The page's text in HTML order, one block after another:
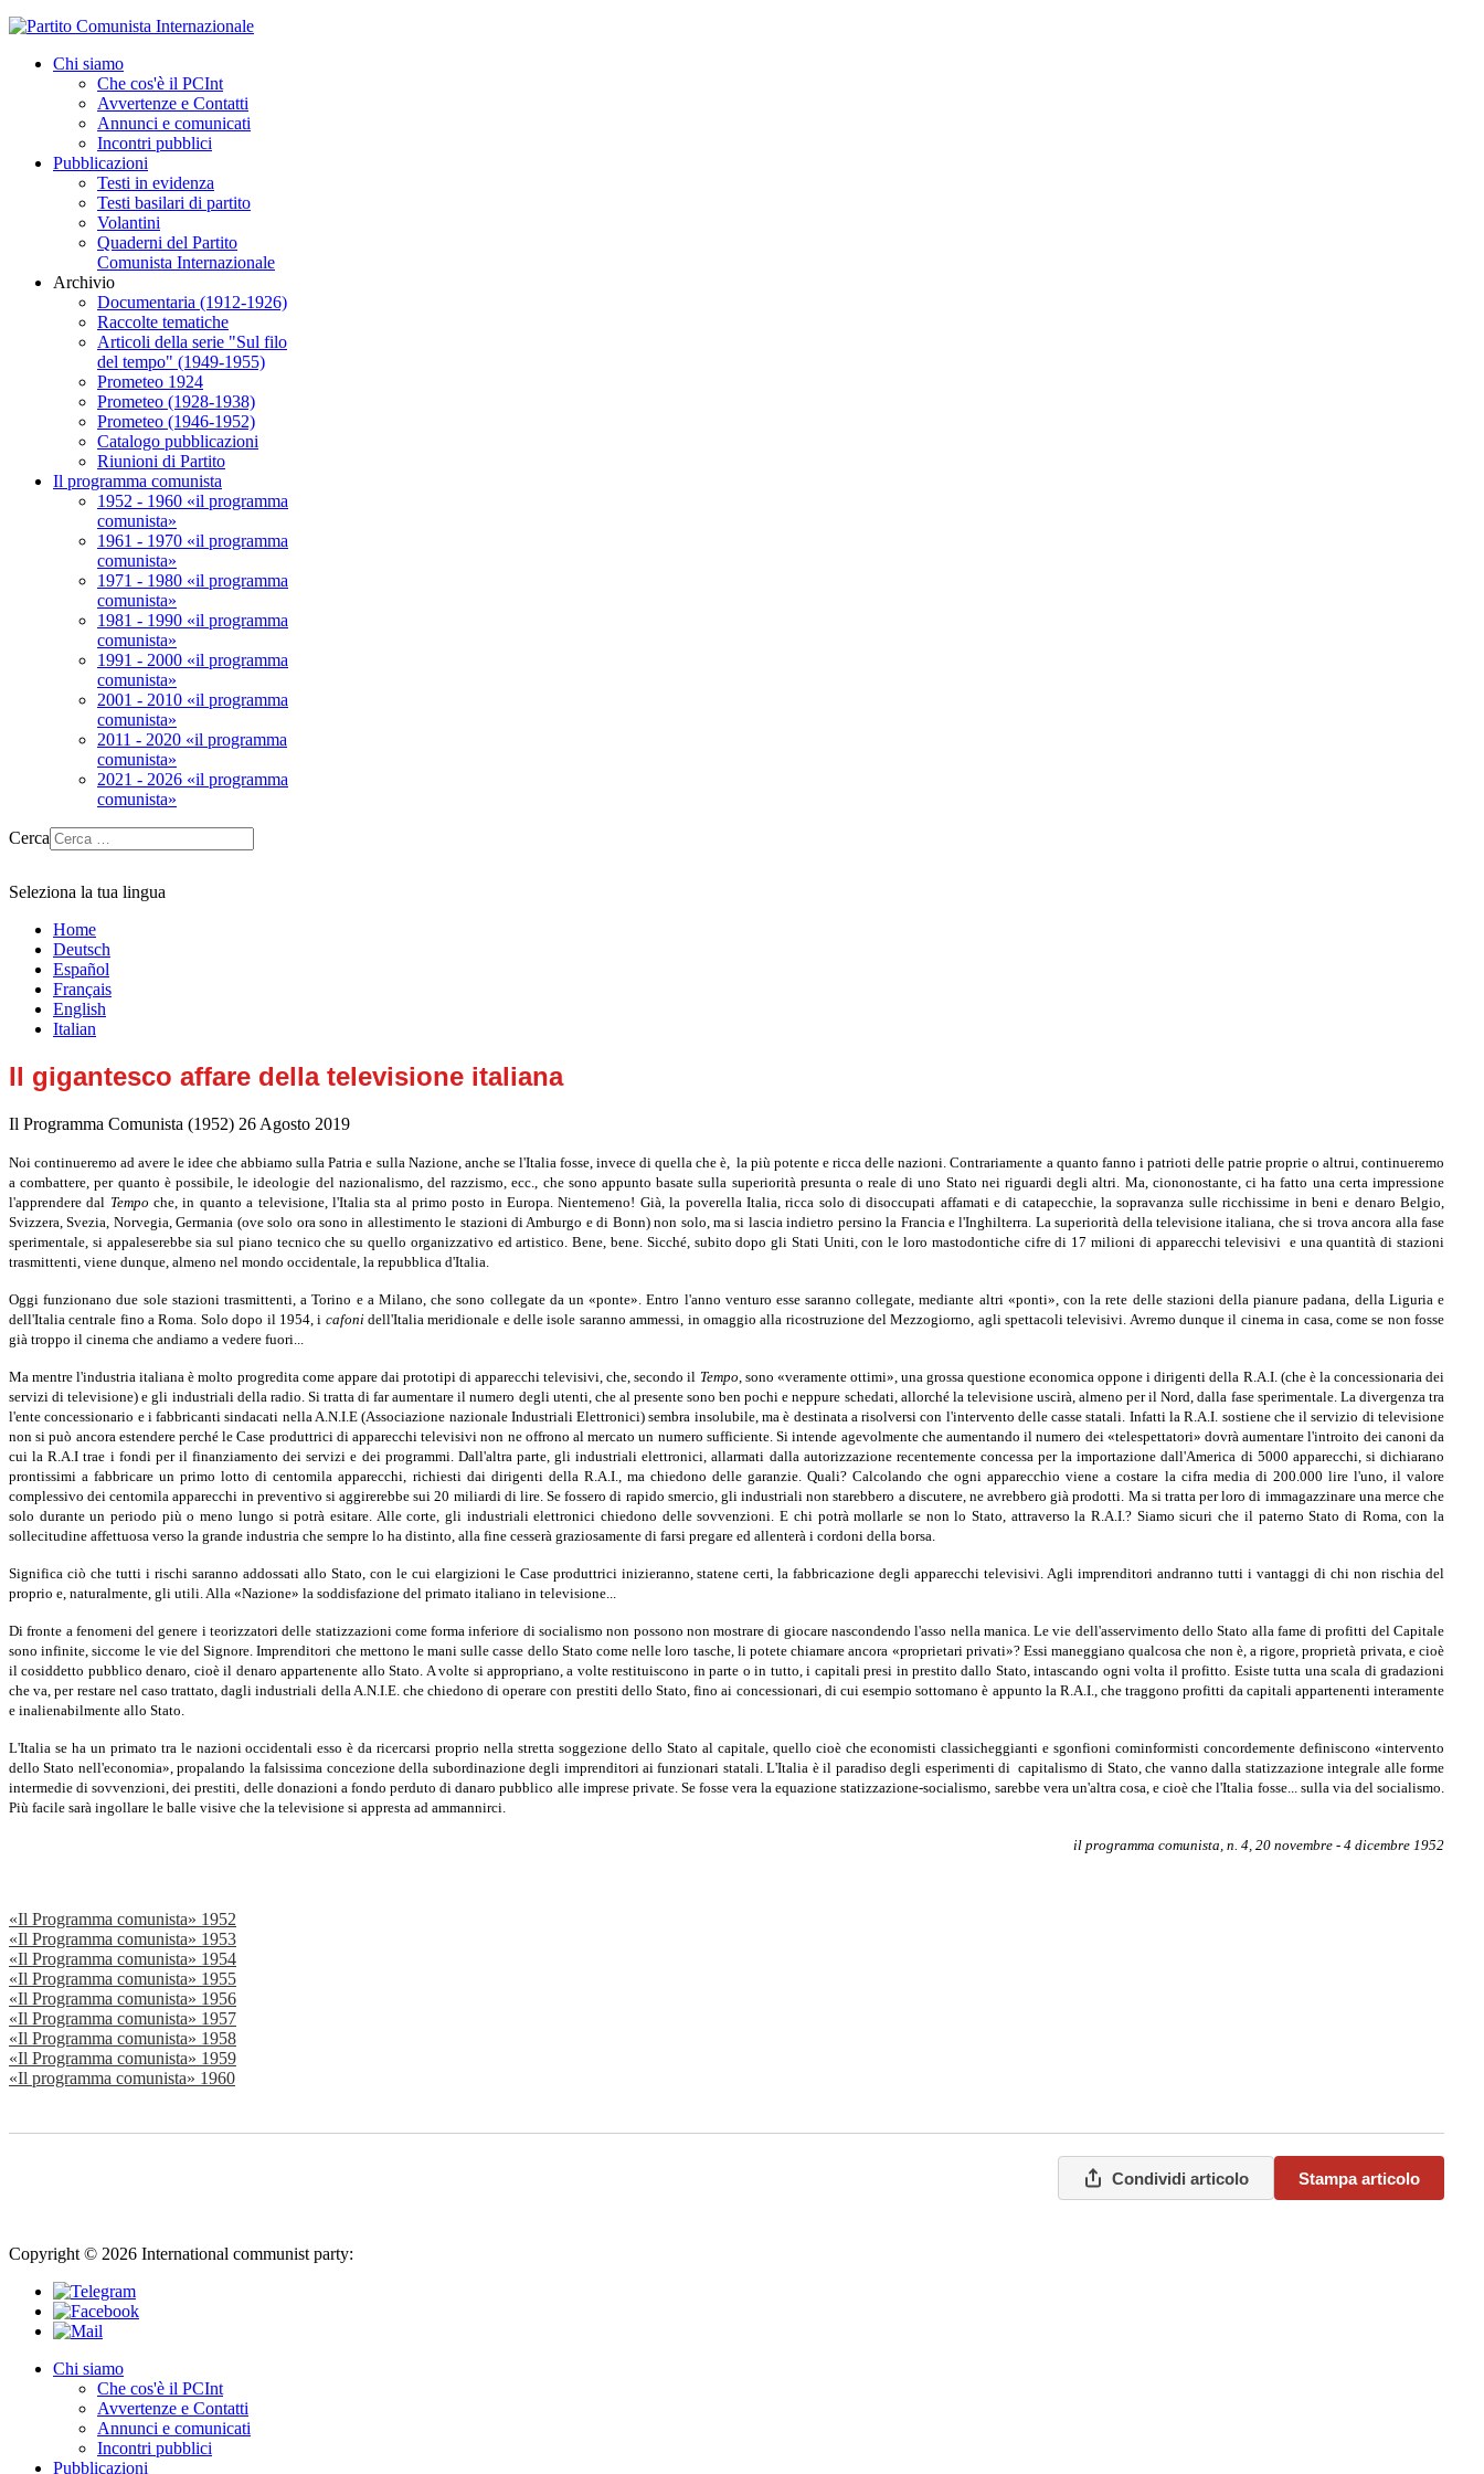
Chi siamo
Che cos'è il PCInt
Avvertenze e Contatti
Annunci e comunicati
Incontri pubblici
Pubblicazioni
Testi in evidenza
Testi basilari di partito
Volantini
Quaderni del Partito
Comunista Internazionale
Archivio
Documentaria (1912-1926)
Raccolte tematiche
Articoli della serie "Sul filo
del tempo" (1949-1955)
Prometeo 1924
Prometeo (1928-1938)
Prometeo (1946-1952)
Catalogo pubblicazioni
Riunioni di Partito
Il programma comunista
1952 - 1960 «il programma
comunista»
1961 - 1970 «il programma
comunista»
1971 - 1980 «il programma
comunista»
1981 - 1990 «il programma
comunista»
1991 - 2000 «il programma
comunista»
2001 - 2010 «il programma
comunista»
2011 - 2020 «il programma
comunista»
2021 - 2026 «il programma
comunista»
Cerca
Seleziona la tua lingua
Home
Deutsch
Español
Français
English
Italian
Il gigantesco affare della televisione italiana
Il Programma Comunista (1952) 26 Agosto 2019
Noi continueremo ad avere le idee che abbiamo sulla Patria e sulla Nazione, anche se l'Italia fosse, invece di quella che è, la più potente e ricca delle nazioni. Contrariamente a quanto fanno i patrioti delle patrie proprie o altrui, continueremo
a combattere, per quanto è possibile, le ideologie del nazionalismo, del razzismo, ecc., che sono appunto basate sulla superiorità presunta o reale di uno Stato nei riguardi degli altri. Ma, ciononostante, ci ha fatto una certa impressione
l'apprendere dal Tempo che, in quanto a televisione, l'Italia sta al primo posto in Europa. Nientemeno! Già, la poverella Italia, ricca solo di disoccupati affamati e di catapecchie, la sopravanza sulle ricchissime in beni e denaro Belgio,
Svizzera, Svezia, Norvegia, Germania (ove solo ora sono in allestimento le stazioni di Amburgo e di Bonn) non solo, ma si lascia indietro persino la Francia e l'Inghilterra. La superiorità della televisione italiana, che si trova ancora alla fase
sperimentale, si appaleserebbe sia sul piano tecnico che su quello organizzativo ed artistico. Bene, bene. Sicché, subito dopo gli Stati Uniti, con le loro mastodontiche cifre di 17 milioni di apparecchi televisivi e una quantità di stazioni
trasmittenti, viene dunque, almeno nel mondo occidentale, la repubblica d'Italia.
Oggi funzionano due sole stazioni trasmittenti, a Torino e a Milano, che sono collegate da un «ponte». Entro l'anno venturo esse saranno collegate, mediante altri «ponti», con la rete delle stazioni della pianure padana, della Liguria e
dell'Italia centrale fino a Roma. Solo dopo il 1954, i cafonidell'Italia meridionale e delle isole saranno ammessi, in omaggio alla ricostruzione del Mezzogiorno, agli spettacoli televisivi. Avremo dunque il cinema in casa, come se non fosse
già troppo il cinema che andiamo a vedere fuori...
Ma mentre l'industria italiana è molto progredita come appare dai prototipi di apparecchi televisivi, che, secondo il Tempo, sono «veramente ottimi», una grossa questione economica oppone i dirigenti della R.A.I. (che è la concessionaria dei
servizi di televisione) e gli industriali della radio. Si tratta di far aumentare il numero degli utenti, che al presente sono ben pochi e neppure schedati, allorché la televisione uscirà, almeno per il Nord, dalla fase sperimentale. La divergenza tra
l'ente concessionario e i fabbricanti sindacati nella A.N.I.E (Associazione nazionale Industriali Elettronici) sembra insolubile, ma è destinata a risolversi con l'intervento delle casse statali. Infatti la R.A.I. sostiene che il servizio di televisione
non si può ancora estendere perché le Case produttrici di apparecchi televisivi non ne offrono al mercato un numero sufficiente. Si intende agevolmente che aumentando il numero dei «telespettatori» dovrà aumentare l'introito dei canoni da
cui la R.A.I trae i fondi per il finanziamento dei servizi e dei programmi. Dall'altra parte, gli industriali elettronici, allarmati dalla autorizzazione recentemente concessa per la importazione dall'America di 5000 apparecchi, si dichiarano
prontissimi a fabbricare un primo lotto di centomila apparecchi, richiesti dai dirigenti della R.A.I., ma chiedono delle garanzie. Quali? Calcolando che ogni apparecchio viene a costare la cifra media di 200.000 lire l'uno, il valore
complessivo dei centomila apparecchi in preventivo si aggirerebbe sui 20 miliardi di lire. Se fossero di rapido smercio, gli industriali non starebbero a discutere, ne avrebbero già prodotti. Ma si tratta per loro di immagazzinare una merce che
solo durante un periodo più o meno lungo si potrà esitare. Alle corte, gli industriali elettronici chiedono delle sovvenzioni. E chi potrà mollarle se non lo Stato, attraverso la R.A.I.? Siamo sicuri che il paterno Stato di Roma, con la
sollecitudine affettuosa verso la grande industria che sempre lo ha distinto, alla fine cesserà graziosamente di farsi pregare ed allenterà i cordoni della borsa.
Significa ciò che tutti i rischi saranno addossati allo Stato, con le cui elargizioni le Case produttrici inizieranno, statene certi, la fabbricazione degli apparecchi televisivi. Agli imprenditori andranno tutti i vantaggi di chi non rischia del
proprio e, naturalmente, gli utili. Alla «Nazione» la soddisfazione del primato italiano in televisione...
Di fronte a fenomeni del genere i teorizzatori delle statizzazioni come forma inferiore di socialismo non possono non mostrare di giocare nascondendo l'asso nella manica. Le vie dell'asservimento dello Stato alla fame di profitti del Capitale
sono infinite, siccome le vie del Signore. Imprenditori che mettono le mani sulle casse dello Stato come nelle loro tasche, li potete chiamare ancora «proprietari privati»? Essi maneggiano qualcosa che non è, a rigore, proprietà privata, e cioè
il cosiddetto pubblico denaro, cioè il denaro appartenente allo Stato. A volte si appropriano, a volte restituiscono in parte o in tutto, i capitali presi in prestito dallo Stato, intascando ogni volta il profitto. Esiste tutta una scala di gradazioni
che va, per restare nel caso trattato, dagli industriali della A.N.I.E. che chiedono di operare con prestiti dello Stato, fino ai concessionari, di cui esempio sottomano è appunto la R.A.I., che traggono profitti da capitali appartenenti interamente
e inalienabilmente allo Stato.
L'Italia se ha un primato tra le nazioni occidentali esso è da ricercarsi proprio nella stretta soggezione dello Stato al capitale, quello cioè che economisti classicheggianti e sgonfioni cominformisti concordemente definiscono «intervento
dello Stato nell'economia», propalando la falsissima concezione della subordinazione degli imprenditori ai funzionari statali. L'Italia è il paradiso degli esperimenti di capitalismo di Stato, che vanno dalla statizzazione integrale alle forme
intermedie di sovvenzioni, dei prestiti, delle donazioni a fondo perduto di danaro pubblico alle imprese private. Se fosse vera la equazione statizzazione-socialismo, sarebbe vera un'altra cosa, e cioè che l'Italia fosse... sulla via del socialismo.
Più facile sarà ingollare le balle visive che la televisione si appresta ad ammannirci.
il programma comunista, n. 4, 20 novembre - 4 dicembre 1952
«Il Programma comunista» 1952
«Il Programma comunista» 1953
«Il Programma comunista» 1954
«Il Programma comunista» 1955
«Il Programma comunista» 1956
«Il Programma comunista» 1957
«Il Programma comunista» 1958
«Il Programma comunista» 1959
«Il programma comunista» 1960
Condividi articolo Stampa articolo
Copyright © 2026 International communist party:
Chi siamo
Che cos'è il PCInt
Avvertenze e Contatti
Annunci e comunicati
Incontri pubblici
Pubblicazioni